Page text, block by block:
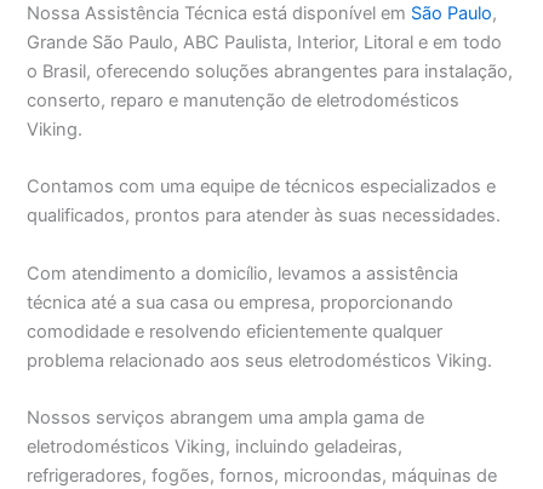
Nossa Assistência Técnica está disponível em São Paulo,
Grande São Paulo, ABC Paulista, Interior, Litoral e em todo
o Brasil, oferecendo soluções abrangentes para instalação,
conserto, reparo e manutenção de eletrodomésticos
Viking.
Contamos com uma equipe de técnicos especializados e
qualificados, prontos para atender às suas necessidades.
Com atendimento a domicílio, levamos a assistência
técnica até a sua casa ou empresa, proporcionando
comodidade e resolvendo eficientemente qualquer
problema relacionado aos seus eletrodomésticos Viking.
Nossos serviços abrangem uma ampla gama de
eletrodomésticos Viking, incluindo geladeiras,
refrigeradores, fogões, fornos, microondas, máquinas de